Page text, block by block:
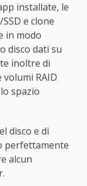
installate, le
e clone
in modo
disco dati su
inoltre di
RAID
spazio
disco e di
perfettamente
alcun